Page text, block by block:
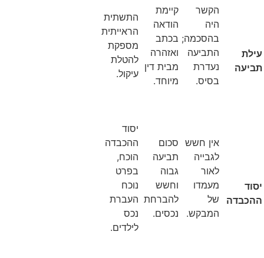
התביעה
נעדרת
קיימת
הודאה
בכתב
ואזהרה
מבית דין
מיוחד.
התשתית
הראייתית
מספקת
להטלת
עיקול
מעמדו
של
סכום
תביעה
גבוה
וחשש
להברחת
נכסים.
ההכבדה
הוכח,
בפרט
נוכח
העברת
נכס